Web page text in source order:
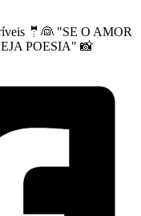
🤵👰 "SE O AMOR
POESIA" 📸